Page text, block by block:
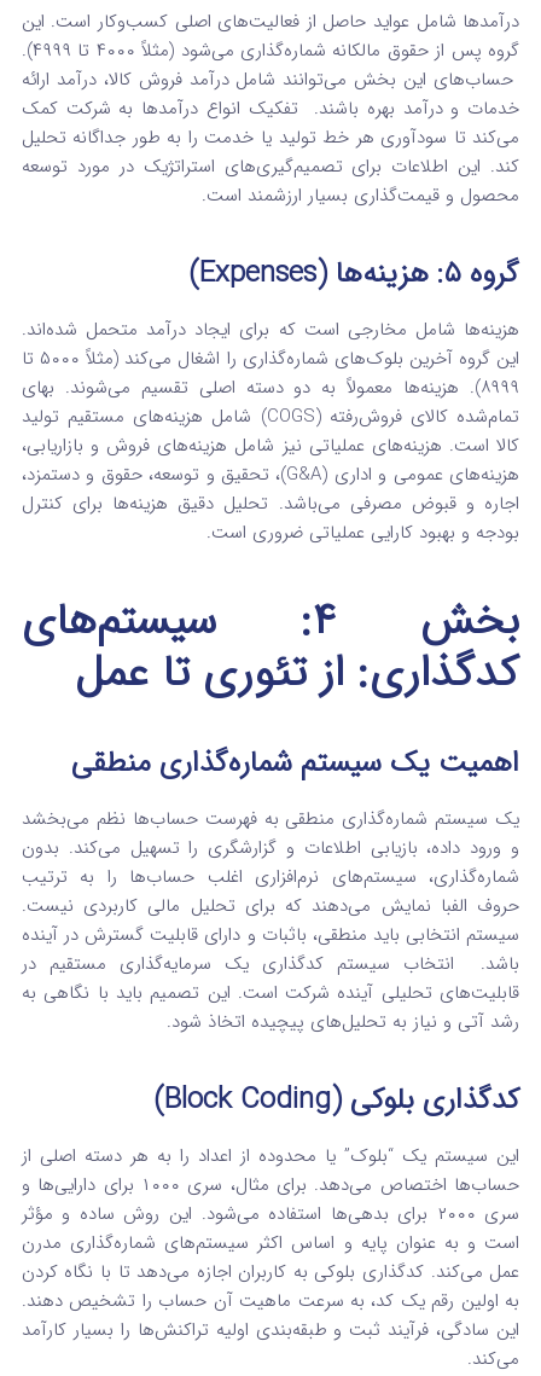
درآمدها شامل عواید حاصل از فعالیت‌های اصلی کسب‌وکار است. این
گروه پس از حقوق مالکانه شماره‌گذاری می‌شود (مثلاً ۴۰۰۰ تا ۴۹۹۹).
حساب‌های این بخش می‌توانند شامل درآمد فروش کالا، درآمد ارائه
خدمات و درآمد بهره باشند.
تفکیک انواع درآمدها به شرکت کمک
می‌کند تا سودآوری هر خط تولید یا خدمت را به طور جداگانه تحلیل
کند. این اطلاعات برای تصمیم‌گیری‌های استراتژیک در مورد توسعه
محصول و قیمت‌گذاری بسیار ارزشمند است.
گروه ۵: هزینه‌ها (Expenses)
هزینه‌ها شامل مخارجی است که برای ایجاد درآمد متحمل شده‌اند.
این گروه آخرین بلوک‌های شماره‌گذاری را اشغال می‌کند (مثلاً ۵۰۰۰ تا
۸۹۹۹).
هزینه‌ها معمولاً به دو دسته اصلی تقسیم می‌شوند. بهای
تمام‌شده کالای فروش‌رفته (COGS) شامل هزینه‌های مستقیم تولید
کالا است. هزینه‌های عملیاتی نیز شامل هزینه‌های فروش و بازاریابی،
هزینه‌های عمومی و اداری (G&A)، تحقیق و توسعه، حقوق و دستمزد،
اجاره و قبوض مصرفی می‌باشد. تحلیل دقیق هزینه‌ها برای کنترل
بودجه و بهبود کارایی عملیاتی ضروری است.
بخش ۴: سیستم‌های
کدگذاری: از تئوری تا عمل
اهمیت یک سیستم شماره‌گذاری منطقی
یک سیستم شماره‌گذاری منطقی به فهرست حساب‌ها نظم می‌بخشد
و ورود داده، بازیابی اطلاعات و گزارشگری را تسهیل می‌کند. بدون
شماره‌گذاری، سیستم‌های نرم‌افزاری اغلب حساب‌ها را به ترتیب
حروف الفبا نمایش می‌دهند که برای تحلیل مالی کاربردی نیست.
سیستم انتخابی باید منطقی، باثبات و دارای قابلیت گسترش در آینده
باشد.
انتخاب سیستم کدگذاری یک سرمایه‌گذاری مستقیم در
قابلیت‌های تحلیلی آینده شرکت است. این تصمیم باید با نگاهی به
رشد آتی و نیاز به تحلیل‌های پیچیده اتخاذ شود.
کدگذاری بلوکی (Block Coding)
این سیستم یک “بلوک” یا محدوده از اعداد را به هر دسته اصلی از
حساب‌ها اختصاص می‌دهد. برای مثال، سری ۱۰۰۰ برای دارایی‌ها و
سری ۲۰۰۰ برای بدهی‌ها استفاده می‌شود.
این روش ساده و مؤثر
است و به عنوان پایه و اساس اکثر سیستم‌های شماره‌گذاری مدرن
عمل می‌کند.کدگذاری بلوکی به کاربران اجازه می‌دهد تا با نگاه کردن
به اولین رقم یک کد، به سرعت ماهیت آن حساب را تشخیص دهند.
این سادگی، فرآیند ثبت و طبقه‌بندی اولیه تراکنش‌ها را بسیار کارآمد
می‌کند.